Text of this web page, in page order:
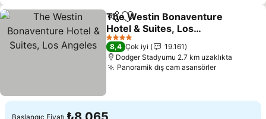
PaylaşFavorilerime ekle
The Westin Bonaventure
Hotel & Suites, Los
Angeles
Fiyatları görün
4 Yıldız
8,4 Çok iyi
19.161
Dodger Stadyumu 2.7 km uzaklıkta
Panoramik dış cam asansörlerFiyatları
Başlangıç Fiyatı